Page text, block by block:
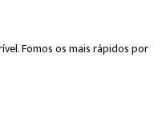
Fomos os mais rápidos por